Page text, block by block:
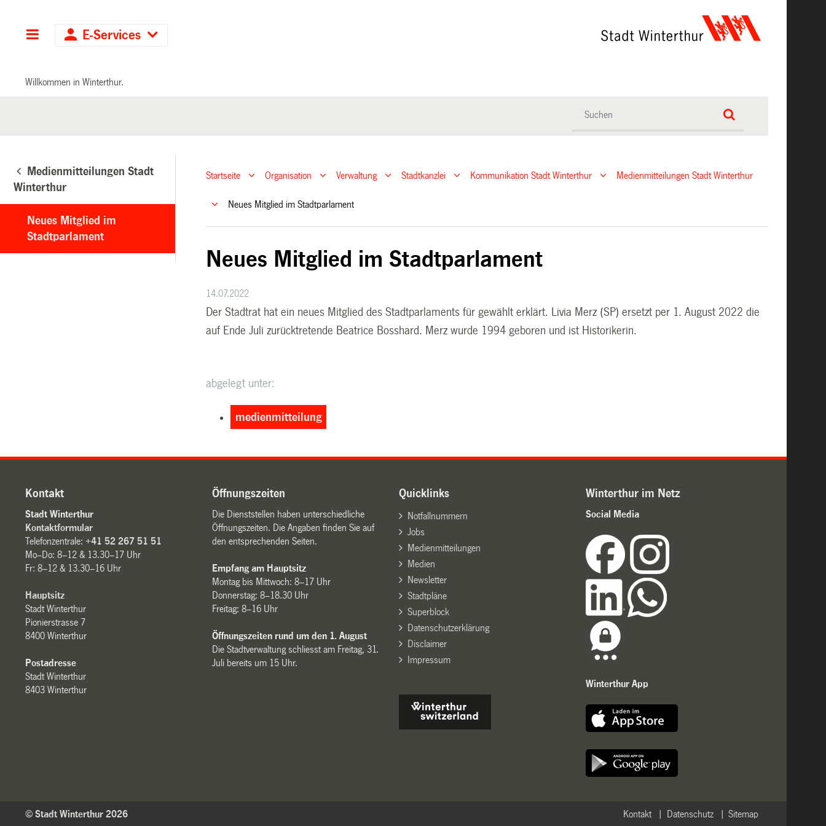
Hauptnavigation
E-Services
Willkommen in Winterthur.
Medienmitteilungen Stadt
Winterthur
Neues Mitglied im
Stadtparlament
Startseite Organisation Verwaltung Stadtkanzlei Kommunikation Stadt Winterthur Medienmitteilungen Stadt Winterthur
Neues Mitglied im Stadtparlament
Neues Mitglied im Stadtparlament
14.07.2022
Der Stadtrat hat ein neues Mitglied des Stadtparlaments für gewählt erklärt. Livia Merz (SP) ersetzt per 1. August 2022 die
auf Ende Juli zurücktretende Beatrice Bosshard. Merz wurde 1994 geboren und ist Historikerin.
abgelegt unter:
medienmitteilung
Kontakt
Stadt Winterthur
Kontaktformular
Telefonzentrale:+41 52 267 51 51
Mo–Do: 8–12 & 13.30–17 Uhr
Fr: 8–12 & 13.30–16 Uhr
Hauptsitz
Stadt Winterthur
Pionierstrasse 7
8400 Winterthur
Postadresse
Stadt Winterthur
8403 Winterthur
Öffnungszeiten
Die Dienststellen haben unterschiedliche
Öffnungszeiten. Die Angaben finden Sie auf
den entsprechenden Seiten.
Empfang am Hauptsitz
Montag bis Mittwoch: 8–17 Uhr
Donnerstag: 8–18.30 Uhr
Freitag: 8–16 Uhr
Öffnungszeiten rund um den 1. August
Die Stadtverwaltung schliesst am Freitag, 31.
Juli bereits um 15 Uhr.
Quicklinks
Notfallnummern
Jobs
Medienmitteilungen
Medien
Newsletter
Stadtpläne
Superblock
Datenschutzerklärung
Disclaimer
Impressum
Winterthur im Netz
Social Media
Winterthur App
Sitemap
Datenschutz
Kontakt
© Stadt Winterthur 2026